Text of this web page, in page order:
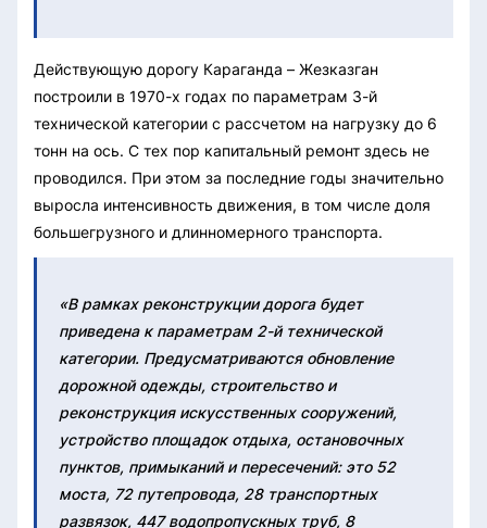
Действующую дорогу Караганда – Жезказган
построили в 1970-х годах по параметрам 3-й
технической категории с рассчетом на нагрузку до 6
тонн на ось. С тех пор капитальный ремонт здесь не
проводился. При этом за последние годы значительно
выросла интенсивность движения, в том числе доля
большегрузного и длинномерного транспорта.
«В рамках реконструкции дорога будет
приведена к параметрам 2-й технической
категории. Предусматриваются обновление
дорожной одежды, строительство и
реконструкция искусственных сооружений,
устройство площадок отдыха, остановочных
пунктов, примыканий и пересечений: это 52
моста, 72 путепровода, 28 транспортных
развязок, 447 водопропускных труб, 8